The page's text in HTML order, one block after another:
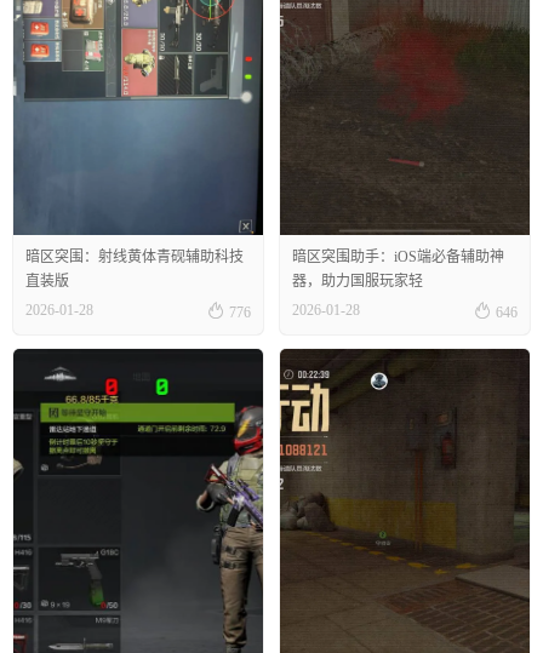
暗区突围：射线黄体青砚辅助科技
直装版
2026-01-28
 776
暗区突围助手：iOS端必备辅助神
器，助力国服玩家轻
2026-01-28
 646